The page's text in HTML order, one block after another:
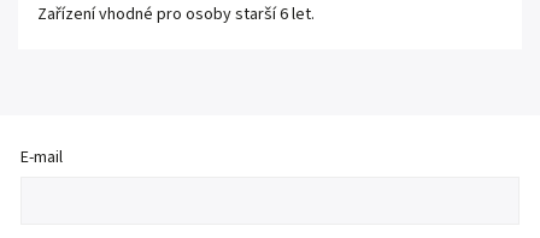
Zařízení vhodné pro osoby starší 6 let.
E-mail